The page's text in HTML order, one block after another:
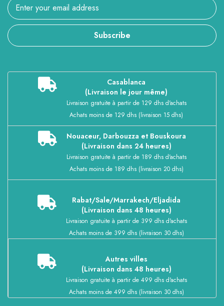
Subscribe
Casablanca
(Livraison le jour même)
Livraison gratuite à partir de 129 dhs d'achats
Achats moins de 129 dhs (livraison 15 dhs)
Nouaceur, Darbouzza et Bouskoura
(Livraison dans 24 heures)
Livraison gratuite à partir de 189 dhs d'achats
Achats moins de 189 dhs (livraison 20 dhs)
Rabat/Sale/Marrakech/Eljadida
(Livraison dans 48 heures)
Livraison gratuite à partir de 399 dhs d'achats
Achats moins de 399 dhs (livraison 30 dhs)
Autres villes
(Livraison dans 48 heures)
Livraison gratuite à partir de 499 dhs d'achats
Achats moins de 499 dhs (livraison 30 dhs)